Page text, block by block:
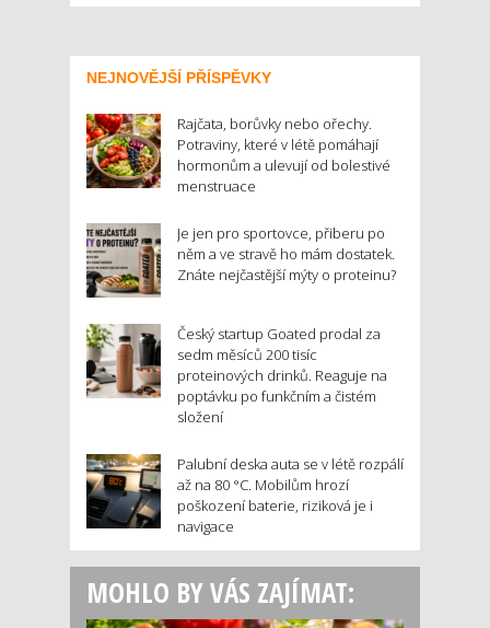
NEJNOVĚJŠÍ PŘÍSPĚVKY
Rajčata, borůvky nebo ořechy.
Potraviny, které v létě pomáhají
hormonům a ulevují od bolestivé
menstruace
Je jen pro sportovce, přiberu po
něm a ve stravě ho mám dostatek.
Znáte nejčastější mýty o proteinu?
Český startup Goated prodal za
sedm měsíců 200 tisíc
proteinových drinků. Reaguje na
poptávku po funkčním a čistém
složení
Palubní deska auta se v létě rozpálí
až na 80 °C. Mobilům hrozí
poškození baterie, riziková je i
navigace
MOHLO BY VÁS ZAJÍMAT: